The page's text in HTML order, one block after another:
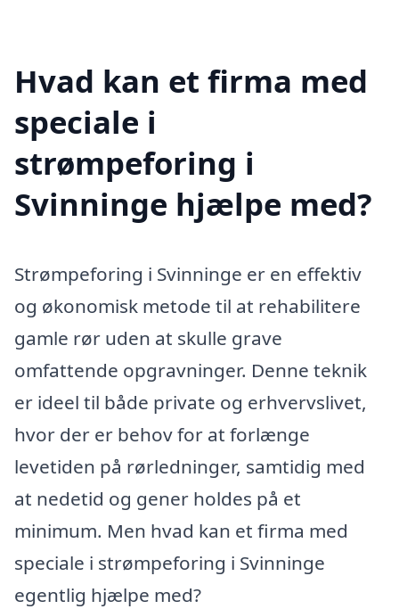
Hvad kan et firma med
speciale i
strømpeforing i
Svinninge hjælpe med?
Strømpeforing i Svinninge er en effektiv
og økonomisk metode til at rehabilitere
gamle rør uden at skulle grave
omfattende opgravninger. Denne teknik
er ideel til både private og erhvervslivet,
hvor der er behov for at forlænge
levetiden på rørledninger, samtidig med
at nedetid og gener holdes på et
minimum. Men hvad kan et firma med
speciale i strømpeforing i Svinninge
egentlig hjælpe med?